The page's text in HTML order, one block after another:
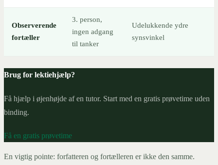
Observerende
fortæller
3. person,
ingen adgang
til tanker
Udelukkende ydre
synsvinkel
Brug for lektiehjælp?
Få hjælp i øjenhøjde af en tutor. Start med en gratis prøvetime uden
binding.
Få en gratis prøvetime
En vigtig pointe: forfatteren og fortælleren er ikke den samme.